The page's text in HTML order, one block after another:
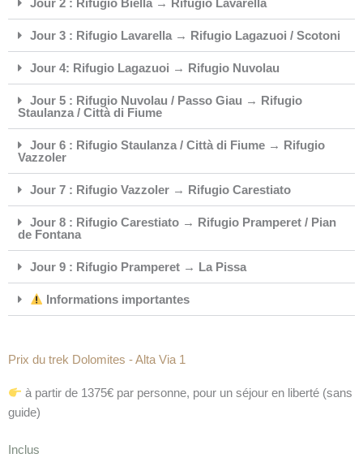
Jour 2 : Rifugio Biella → Rifugio Lavarella
Jour 3 : Rifugio Lavarella → Rifugio Lagazuoi / Scotoni
Jour 4: Rifugio Lagazuoi → Rifugio Nuvolau
Jour 5 : Rifugio Nuvolau / Passo Giau → Rifugio
Staulanza / Città di Fiume
Jour 6 : Rifugio Staulanza / Città di Fiume → Rifugio
Vazzoler
Jour 7 : Rifugio Vazzoler → Rifugio Carestiato
Jour 8 : Rifugio Carestiato → Rifugio Pramperet / Pian
de Fontana
Jour 9 : Rifugio Pramperet → La Pissa
Informations importantes
Prix du trek Dolomites - Alta Via 1
à partir de 1375€ par personne, pour un séjour en liberté (sans
guide)
Inclus